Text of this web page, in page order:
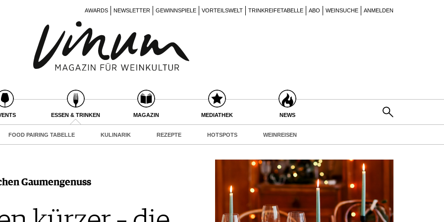
AWARDS NEWSLETTER GEWINNSPIELE VORTEILSWELT TRINKREIFETABELLE ABO WEINSUCHE ANMELDEN
ESSEN & TRINKEN MAGAZIN MEDIATHEK NEWS
FOOD PAIRING TABELLE KULINARIK REZEPTE HOTSPOTS WEINREISEN
Gaumengenuss